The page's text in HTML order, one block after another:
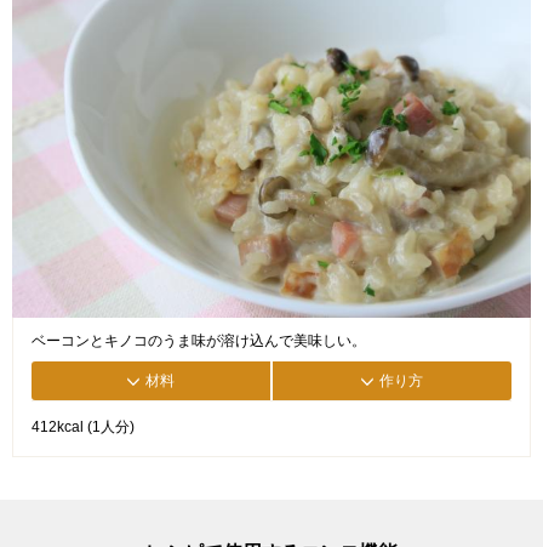
ベーコンとキノコのうま味が溶け込んで美味しい。
材料 作り方
412kcal (1人分)